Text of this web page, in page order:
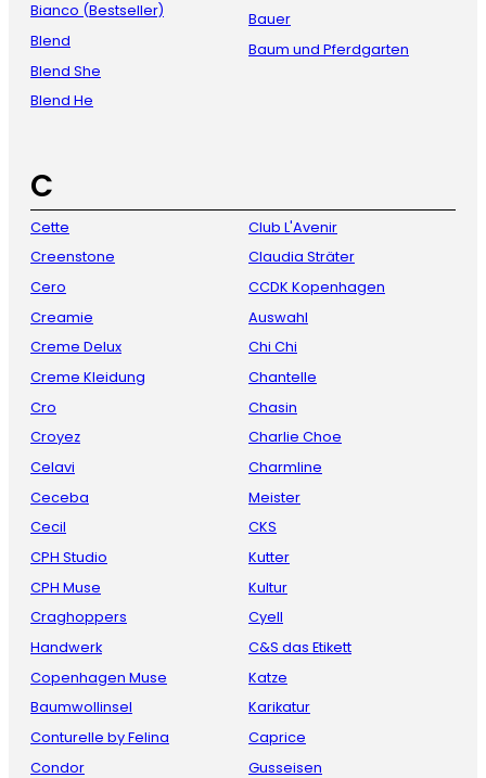
Bianco (Bestseller)
Blend
Blend She
Blend He
Bauer
Baum und Pferdgarten
C
Cette
Creenstone
Cero
Creamie
Creme Delux
Creme Kleidung
Cro
Croyez
Celavi
Ceceba
Cecil
CPH Studio
CPH Muse
Craghoppers
Handwerk
Copenhagen Muse
Baumwollinsel
Conturelle by Felina
Condor
Club L'Avenir
Claudia Sträter
CCDK Kopenhagen
Auswahl
Chi Chi
Chantelle
Chasin
Charlie Choe
Charmline
Meister
CKS
Kutter
Kultur
Cyell
C&S das Etikett
Katze
Karikatur
Caprice
Gusseisen